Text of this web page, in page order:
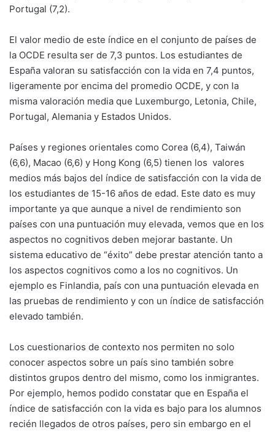
Portugal (7,2).
El valor medio de este índice en el conjunto de países de
la OCDE resulta ser de 7,3 puntos. Los estudiantes de
España valoran su satisfacción con la vida en 7,4 puntos,
ligeramente por encima del promedio OCDE, y con la
misma valoración media que Luxemburgo, Letonia, Chile,
Portugal, Alemania y Estados Unidos.
Países y regiones orientales como Corea (6,4), Taiwán
(6,6), Macao (6,6) y Hong Kong (6,5) tienen los valores
medios más bajos del índice de satisfacción con la vida de
los estudiantes de 15-16 años de edad. Este dato es muy
importante ya que aunque a nivel de rendimiento son
países con una puntuación muy elevada, vemos que en los
aspectos no cognitivos deben mejorar bastante. Un
sistema educativo de “éxito” debe prestar atención tanto a
los aspectos cognitivos como a los no cognitivos. Un
ejemplo es Finlandia, país con una puntuación elevada en
las pruebas de rendimiento y con un índice de satisfacción
elevado también.
Los cuestionarios de contexto nos permiten no solo
conocer aspectos sobre un país sino también sobre
distintos grupos dentro del mismo, como los inmigrantes.
Por ejemplo, hemos podido constatar que en España el
índice de satisfacción con la vida es bajo para los alumnos
recién llegados de otros países, pero sin embargo en el